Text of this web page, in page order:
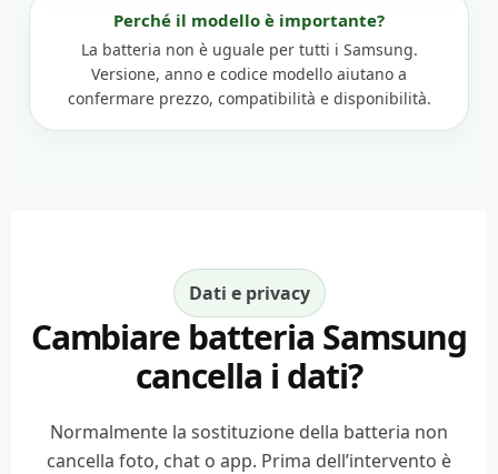
Perché il modello è importante?
La batteria non è uguale per tutti i Samsung.
Versione, anno e codice modello aiutano a
confermare prezzo, compatibilità e disponibilità.
Dati e privacy
Cambiare batteria Samsung
cancella i dati?
Normalmente la sostituzione della batteria non
cancella foto, chat o app. Prima dell’intervento è